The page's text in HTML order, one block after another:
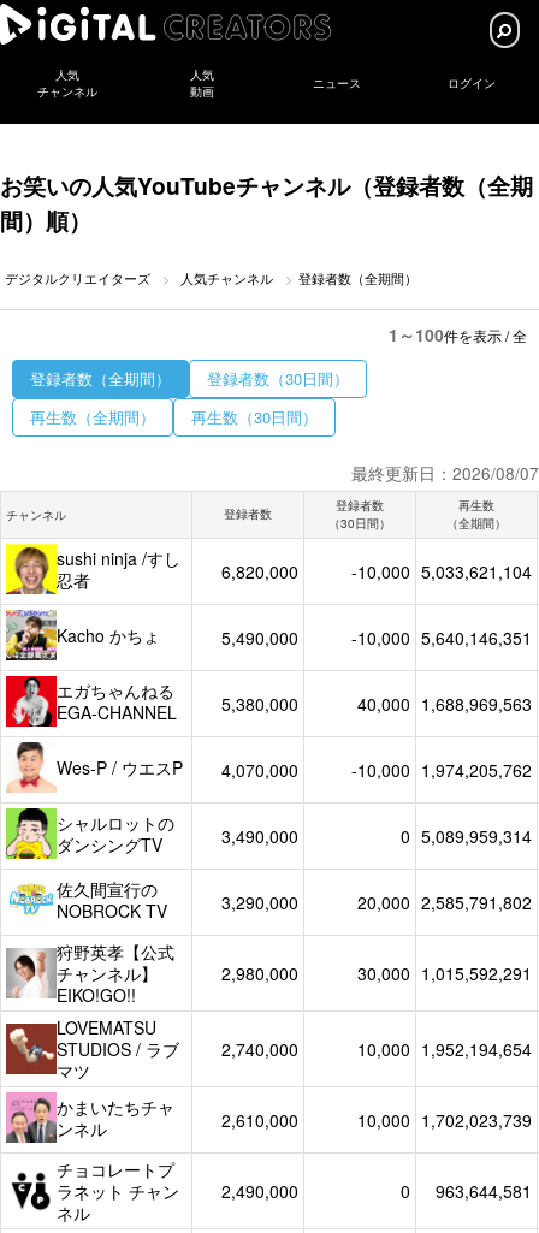
人気
チャンネル
人気
動画
ニュース ログイン
お笑いの人気YouTubeチャンネル（登録者数（全期
間）順）
デジタルクリエイターズ 人気チャンネル 登録者数（全期間）
1～100件を表示 / 全
登録者数（全期間）
登録者数（30日間）
再生数（全期間）
再生数（30日間）
最終更新日：2026/08/07
チャンネル 登録者数
登録者数
（30日間）
再生数
（全期間）
sushi ninja /すし
忍者
6,820,000 -10,000 5,033,621,104
Kacho かちょ 5,490,000 -10,000 5,640,146,351
エガちゃんねる
EGA-CHANNEL
5,380,000 40,000 1,688,969,563
Wes-P / ウエスP 4,070,000 -10,000 1,974,205,762
シャルロットの
ダンシングTV
3,490,000 0 5,089,959,314
佐久間宣行の
NOBROCK TV
3,290,000 20,000 2,585,791,802
狩野英孝【公式
チャンネル】
EIKO!GO!!
2,980,000 30,000 1,015,592,291
LOVEMATSU
STUDIOS / ラブ
マツ
2,740,000 10,000 1,952,194,654
かまいたちチャ
ンネル
2,610,000 10,000 1,702,023,739
チョコレートプ
ラネット チャン
ネル
2,490,000 0 963,644,581